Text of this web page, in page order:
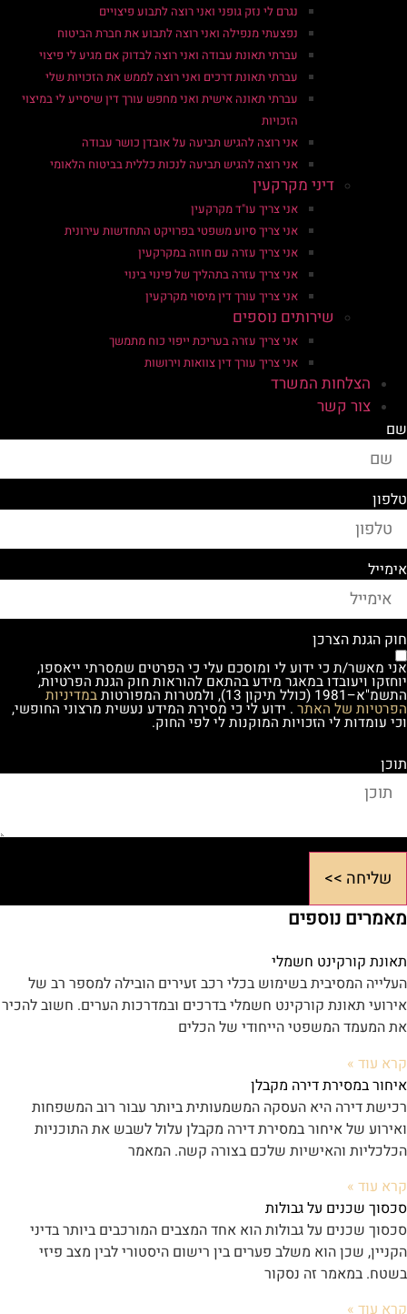
נגרם לי נזק גופני ואני רוצה לתבוע פיצויים
נפצעתי מנפילה ואני רוצה לתבוע את חברת הביטוח
עברתי תאונת עבודה ואני רוצה לבדוק אם מגיע לי פיצוי
עברתי תאונת דרכים ואני רוצה לממש את הזכויות שלי
עברתי תאונה אישית ואני מחפש עורך דין שיסייע לי במיצוי
הזכויות
אני רוצה להגיש תביעה על אובדן כושר עבודה
אני רוצה להגיש תביעה לנכות כללית בביטוח הלאומי
דיני מקרקעין
אני צריך עו"ד מקרקעין
אני צריך סיוע משפטי בפרויקט התחדשות עירונית
אני צריך עזרה עם חוזה במקרקעין
אני צריך עזרה בתהליך של פינוי בינוי
אני צריך עורך דין מיסוי מקרקעין
שירותים נוספים
אני צריך עזרה בעריכת ייפוי כוח מתמשך
אני צריך עורך דין צוואות וירושות
הצלחות המשרד
צור קשר
שם
טלפון
אימייל
חוק הגנת הצרכן
אני מאשר/ת כי ידוע לי ומוסכם עלי כי הפרטים שמסרתי ייאספו,
יוחזקו ויעובדו במאגר מידע בהתאם להוראות חוק הגנת הפרטיות,
התשמ"א–1981 (כולל תיקון 13), ולמטרות המפורטות במדיניות
הפרטיות של האתר . ידוע לי כי מסירת המידע נעשית מרצוני החופשי,
וכי עומדות לי הזכויות המוקנות לי לפי החוק.
תוכן
שליחה >>
מאמרים נוספים
תאונת קורקינט חשמלי
העלייה המסיבית בשימוש בכלי רכב זעירים הובילה למספר רב של
אירועי תאונת קורקינט חשמלי בדרכים ובמדרכות הערים. חשוב להכיר
את המעמד המשפטי הייחודי של הכלים
קרא עוד »
איחור במסירת דירה מקבלן
רכישת דירה היא העסקה המשמעותית ביותר עבור רוב המשפחות
ואירוע של איחור במסירת דירה מקבלן עלול לשבש את התוכניות
הכלכליות והאישיות שלכם בצורה קשה. המאמר
קרא עוד »
סכסוך שכנים על גבולות
סכסוך שכנים על גבולות הוא אחד המצבים המורכבים ביותר בדיני
הקניין, שכן הוא משלב פערים בין רישום היסטורי לבין מצב פיזי
בשטח. במאמר זה נסקור